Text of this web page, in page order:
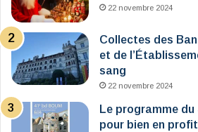
22 novembre 2024
Collectes des
et de
sang
22 novembre 2024
Le programme du
pour bien en